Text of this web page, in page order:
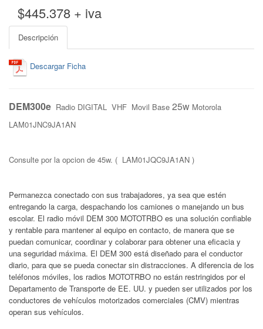
$445.378 + iva
Descripción
Descargar Ficha
DEM300e Radio DIGITAL VHF Movil Base 25w Motorola
LAM01JNC9JA1AN
Consulte por la opcion de 45w. ( LAM01JQC9JA1AN )
Permanezca conectado con sus trabajadores, ya sea que estén
entregando la carga, despachando los camiones o manejando un bus
escolar. El radio móvil DEM 300 MOTOTRBO es una solución confiable
y rentable para mantener al equipo en contacto, de manera que se
puedan comunicar, coordinar y colaborar para obtener una eficacia y
una seguridad máxima. El DEM 300 está diseñado para el conductor
diario, para que se pueda conectar sin distracciones. A diferencia de los
teléfonos móviles, los radios MOTOTRBO no están restringidos por el
Departamento de Transporte de EE. UU. y pueden ser utilizados por los
conductores de vehículos motorizados comerciales (CMV) mientras
operan sus vehículos.